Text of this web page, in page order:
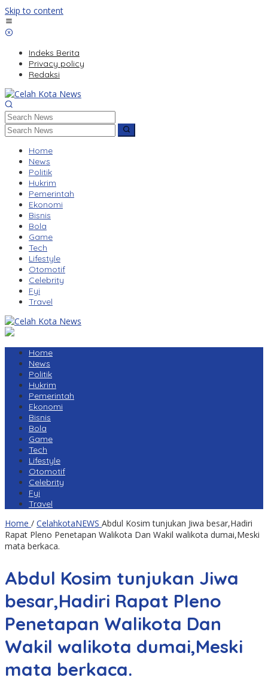
Skip to content
Indeks Berita
Privacy policy
Redaksi
Home
News
Politik
Hukrim
Pemerintah
Ekonomi
Bisnis
Bola
Game
Tech
Lifestyle
Otomotif
Celebrity
Fyi
Travel
Home
News
Politik
Hukrim
Pemerintah
Ekonomi
Bisnis
Bola
Game
Tech
Lifestyle
Otomotif
Celebrity
Fyi
Travel
Home / CelahkotaNEWS Abdul Kosim tunjukan Jiwa besar,Hadiri
Rapat Pleno Penetapan Walikota Dan Wakil walikota dumai,Meski
mata berkaca.
Abdul Kosim tunjukan Jiwa
besar,Hadiri Rapat Pleno
Penetapan Walikota Dan
Wakil walikota dumai,Meski
mata berkaca.